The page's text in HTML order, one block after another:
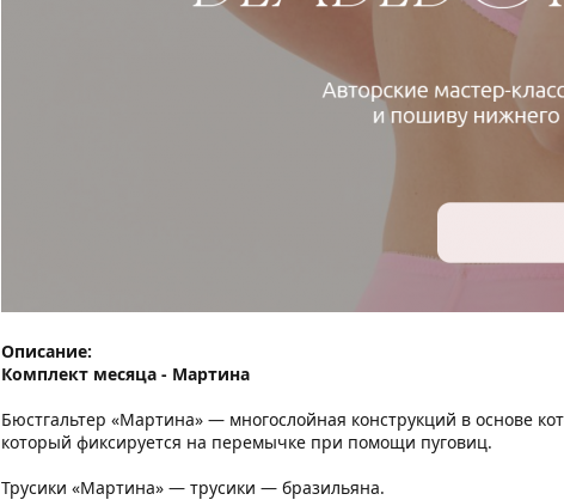
Описание:
Комплект месяца - Мартина
Бюстгальтер «Мартина» — многослойная конструкций в основе
который фиксируется на перемычке при помощи пуговиц.
Трусики «Мартина» — трусики — бразильяна.